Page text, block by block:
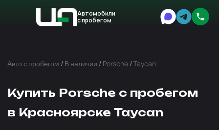
Автомобили
с пробегом
Авто с пробегом / В наличии / Porsche /Taycan
Купить Porsche с пробегом
в Красноярске Taycan